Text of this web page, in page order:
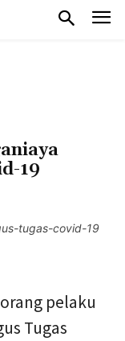
19
tugas-covid-19
orang pelaku
Tugas